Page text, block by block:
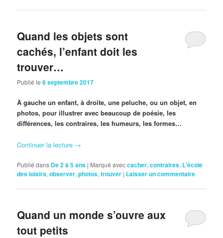
Quand les objets sont
cachés, l’enfant doit les
trouver…
Publié le6 septembre 2017
À gauche un enfant, à droite, une peluche, ou un objet, en
photos, pour illustrer avec beaucoup de poésie, les
différences, les contraires, les humeurs, les formes…
Continuer la lecture →
Publié dans De 2 à 5 ans | Marqué aveccacher,contraires, L'école
des loisirs,observer,photos,trouver | Laisser un commentaire
Quand un monde s’ouvre aux
tout petits